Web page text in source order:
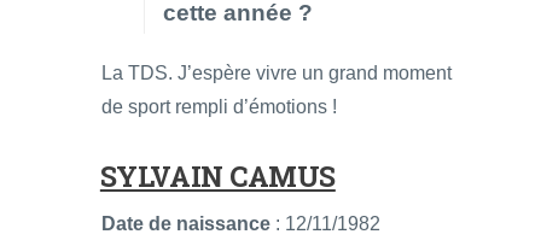
cette année ?
La TDS. J’espère vivre un grand moment
de sport rempli d’émotions !
SYLVAIN CAMUS
Date de naissance : 12/11/1982